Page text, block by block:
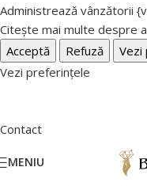
Administrează vânzătorii
Citește mai multe despre
Acceptă
Refuză Vezi
Vezi preferințele
Contact
MENIU